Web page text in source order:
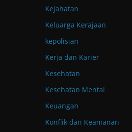
Kejahatan
Keluarga Kerajaan
kepolisian
Kerja dan Karier
Kesehatan
Kesehatan Mental
Keuangan
Konflik dan Keamanan